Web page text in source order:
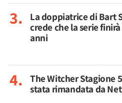
La doppiatrice di Bart
crede che la serie
anni
The Witcher Stagione
stata rimandata da